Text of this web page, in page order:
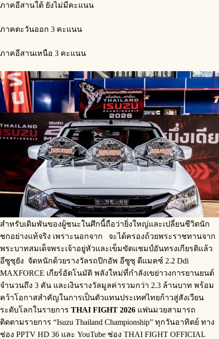
ภาคอีสานใต้ ยังไม่มีคะแนน
ภาคตะวันออก 3 คะแนน
ภาคอีสานเหนือ 3 คะแนน
สำหรับเดิมพันของผู้ชนะในศึกนี้ถือว่ายิ่งใหญ่และเปลี่ยนชีวิตนัก
ชกอย่างแท้จริง เพราะนอกจาก จะได้ครองถ้วยพระราชทานจาก
พระบาทสมเด็จพระเจ้าอยู่หัวและเข็มขัดแชมป์อันทรงเกียรติแล้ว
อีซูซุยัง จัดหนักด้วยรางวัลรถปิกอัพ อีซูซุ ดีแมคซ์ 2.2 Ddi
MAXFORCE เกียร์อัตโนมัติ พลังใหม่ที่กำลังเขย่าวงการยานยนต์
จำนวนถึง 3 คัน และเงินรางวัลมูลค่ารวมกว่า 2.3 ล้านบาท พร้อม
คว้าโอกาสสำคัญในการเป็นตัวแทนประเทศไทยก้าวสู่สังเวียน
ระดับโลกในรายการ THAI FIGHT 2026 แฟนมวยสามารถ
ติดตามรายการ “Isuzu Thailand Championship” ทุกวันอาทิตย์ ทาง
ช่อง PPTV HD 36 และ YouTube ช่อง THAI FIGHT OFFICIAL